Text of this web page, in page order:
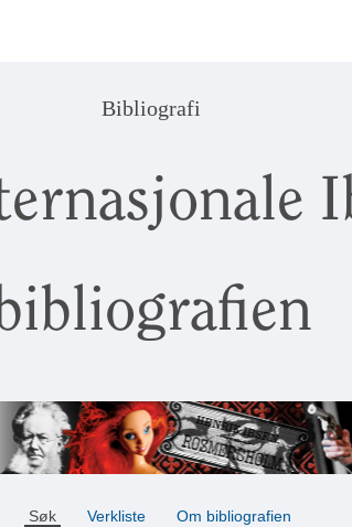
Bibliografi
Søk Verkliste Om bibliografien